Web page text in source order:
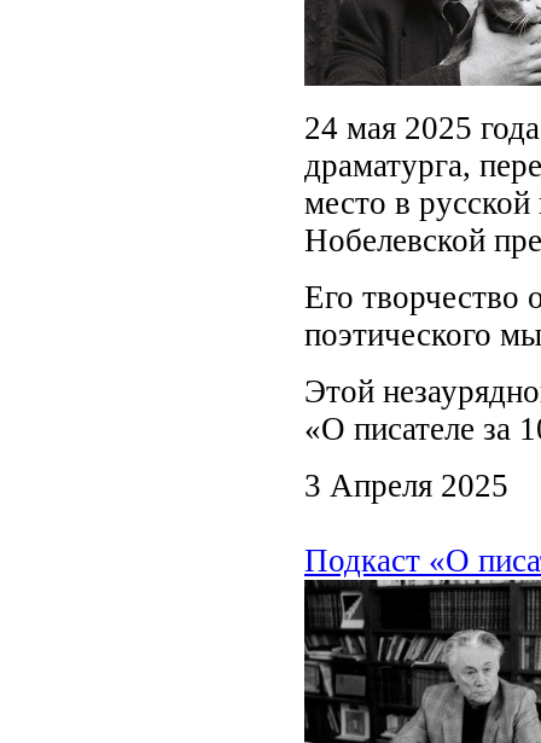
24 мая 2025
драматурга,
место в русской
Нобелевской
Его творчество
поэтического
Этой
«О писателе за
3 Апреля 2025
Подкаст «О